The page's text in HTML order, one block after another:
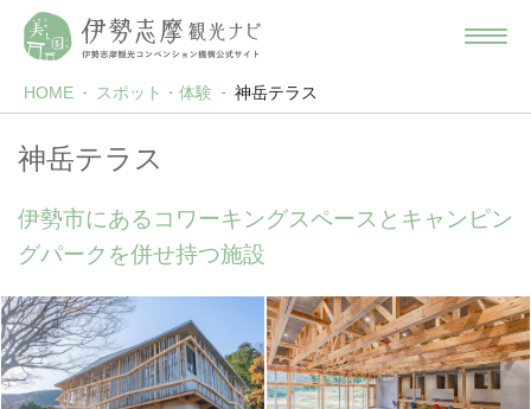
HOME スポット・体験 神岳テラス
神岳テラス
伊勢市にあるコワーキングスペースとキャンピン
グパークを併せ持つ施設